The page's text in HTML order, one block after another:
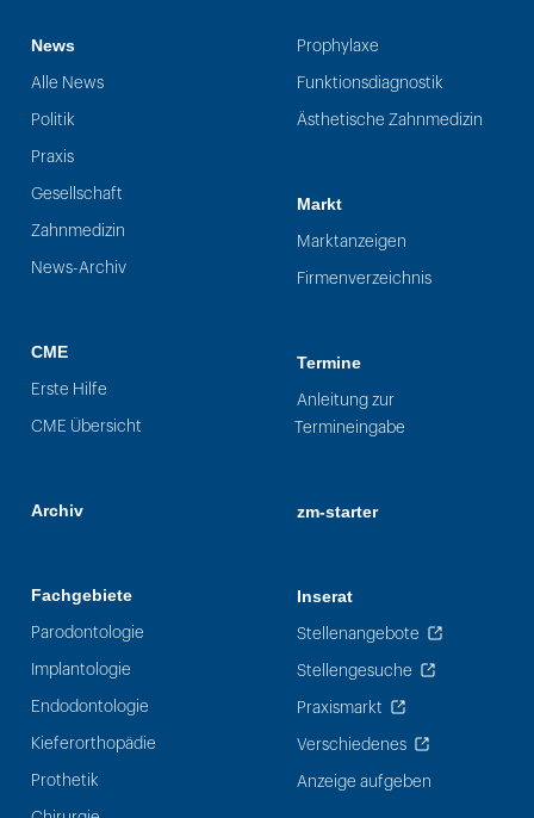
News
Alle News
Politik
Praxis
Gesellschaft
Zahnmedizin
News-Archiv
CME
Erste Hilfe
CME Übersicht
Archiv
Fachgebiete
Parodontologie
Implantologie
Endodontologie
Kieferorthopädie
Prothetik
Prophylaxe
Funktionsdiagnostik
Ästhetische Zahnmedizin
Markt
Marktanzeigen
Firmenverzeichnis
Termine
Anleitung zur
Termineingabe
zm-starter
Inserat
Stellenangebote
Stellengesuche
Praxismarkt
Verschiedenes
Anzeige aufgeben